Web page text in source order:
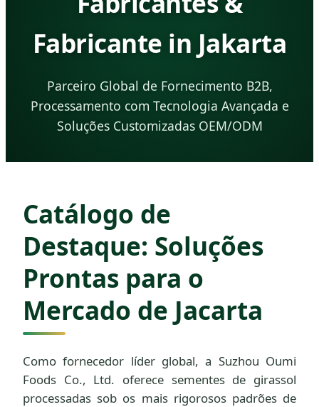
Fabricante in Jakarta
Parceiro Global de Fornecimento B2B,
Processamento com Tecnologia Avançada e
Soluções Customizadas OEM/ODM
Catálogo de
Destaque: Soluções
Prontas para o
Mercado de Jacarta
Como fornecedor líder global, a Suzhou Oumi
Foods Co., Ltd. oferece sementes de girassol
processadas sob os mais rigorosos padrões de